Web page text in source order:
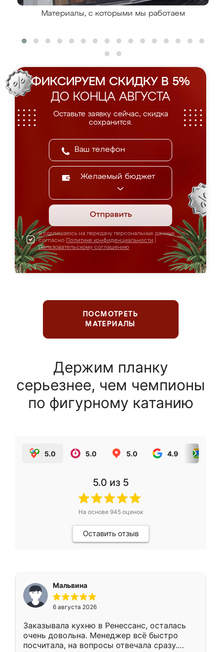
Материалы, с которыми мы работаем
ФИКСИРУЕМ СКИДКУ В 5%
ДО КОНЦА АВГУСТА
Оставьте заявку сейчас, скидка
сохранится.
Желаемый бюджет
Отправить
Я соглашаюсь на передачу персональных данных
согласно Политике конфиденциальности
Пользовательскому соглашению
ПОСМОТРЕТЬ
МАТЕРИАЛЫ
Держим планку
серьезнее, чем чемпионы
по фигурному катанию
5.0 5.0 5.0 4.9
5.0 из 5
На основе 945оценок
Оставить отзыв
Мальвина
6 августа 2026
Заказывала кухню в Ренессанс, осталась
очень довольна. Менеджер всё быстро
посчитала, на вопросы отвечала сразу.